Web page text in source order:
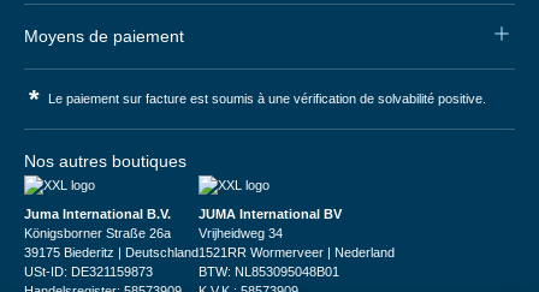
Moyens de paiement
* Le paiement sur facture est soumis à une vérification de solvabilité positive.
Nos autres boutiques
Juma International B.V.
Königsborner Straße 26a
39175 Biederitz | Deutschland
USt-ID: DE321159873
JUMA International BV
Vrijheidweg 34
1521RR Wormerveer | Nederland
BTW: NL853095048B01